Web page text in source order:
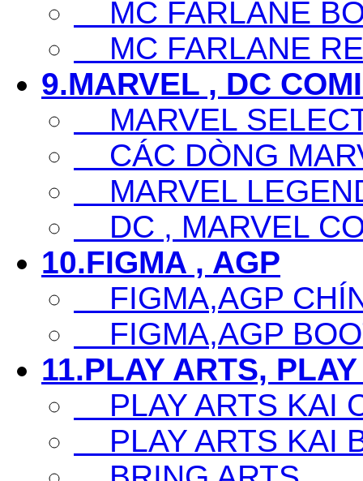
MC FARLANE
MC FARLANE
9.MARVEL , DC
MARVEL
CÁC DÒNG
MARVEL
DC , MARVEL
10.FIGMA , AGP
FIGMA,AGP
FIGMA,AGP
11.PLAY ARTS,
PLAY ARTS KAI
PLAY ARTS KAI